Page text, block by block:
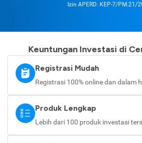
Izin APERD: KEP-7/PM.21/
Keuntungan Investasi di
Registrasi Mudah
Registrasi 100% online dan dalam
Produk Lengkap
Lebih dari 100 produk investasi